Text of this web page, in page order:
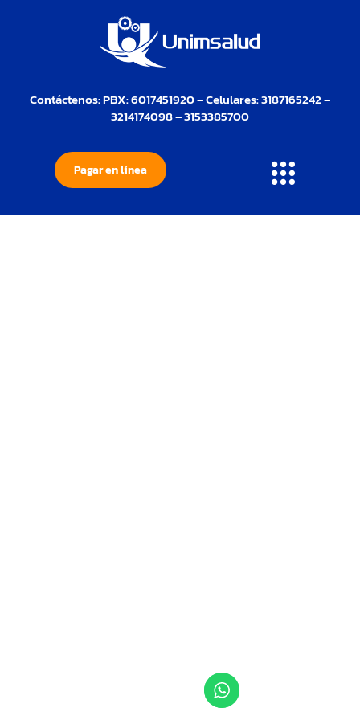
Contáctenos: PBX: 6017451920 – Celulares: 3187165242 –
3214174098 – 3153385700
Pagar en línea